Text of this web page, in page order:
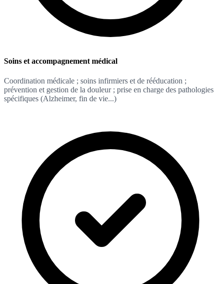
Soins et accompagnement médical
Coordination médicale ; soins infirmiers et de rééducation ;
prévention et gestion de la douleur ; prise en charge des pathologies
spécifiques (Alzheimer, fin de vie...)